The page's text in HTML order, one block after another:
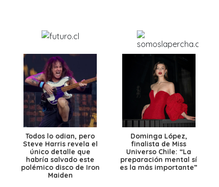
Todos lo odian, pero
Steve Harris revela el
único detalle que
habría salvado este
polémico disco de Iron
Maiden
Dominga López,
finalista de Miss
Universo Chile: “La
preparación mental sí
es la más importante”